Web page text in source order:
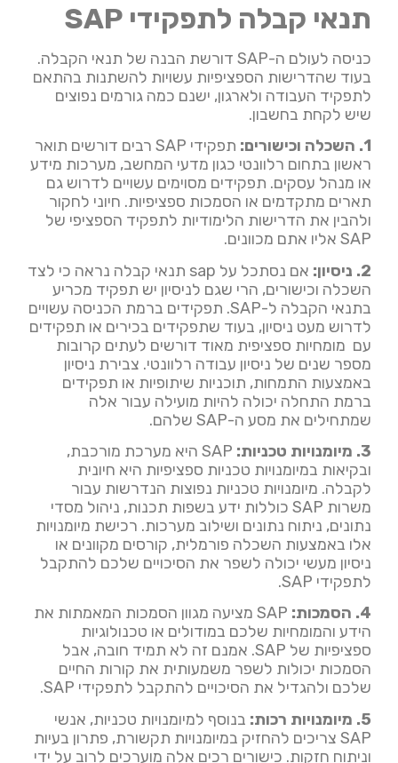
תנאי קבלה לתפקידי SAP
כניסה לעולם ה-SAP דורשת הבנה של תנאי הקבלה.
בעוד שהדרישות הספציפיות עשויות להשתנות בהתאם
לתפקיד העבודה ולארגון, ישנם כמה גורמים נפוצים
שיש לקחת בחשבון.
1. השכלה וכישורים:
תפקידי SAP רבים דורשים תואר
ראשון בתחום רלוונטי כגון מדעי המחשב, מערכות מידע
או מנהל עסקים. תפקידים מסוימים עשויים לדרוש גם
תארים מתקדמים או הסמכות ספציפיות. חיוני לחקור
ולהבין את הדרישות הלימודיות לתפקיד הספציפי של
SAP אליו אתם מכוונים.
2. ניסיון:
אם נסתכל על sap תנאי קבלה נראה כי לצד
השכלה וכישורים, הרי שגם לניסיון יש תפקיד מכריע
בתנאי הקבלה ל-SAP. תפקידים ברמת הכניסה עשויים
לדרוש מעט ניסיון, בעוד שתפקידים בכירים או תפקידים
עם מומחיות ספציפית מאוד דורשים לעתים קרובות
מספר שנים של ניסיון עבודה רלוונטי. צבירת ניסיון
באמצעות התמחות, תוכניות שיתופיות או תפקידים
ברמת התחלה יכולה להיות מועילה עבור אלה
שמתחילים את מסע ה-SAP שלהם.
3. מיומנויות טכניות:
SAP היא מערכת מורכבת,
ובקיאות במיומנויות טכניות ספציפיות היא חיונית
לקבלה. מיומנויות טכניות נפוצות הנדרשות עבור
משרות SAP כוללות ידע בשפות תכנות, ניהול מסדי
נתונים, ניתוח נתונים ושילוב מערכות. רכישת מיומנויות
אלו באמצעות השכלה פורמלית, קורסים מקוונים או
ניסיון מעשי יכולה לשפר את הסיכויים שלכם להתקבל
לתפקידי SAP.
4. הסמכות:
SAP מציעה מגוון הסמכות המאמתות את
הידע והמומחיות שלכם במודולים או טכנולוגיות
ספציפיות של SAP. אמנם זה לא תמיד חובה, אבל
הסמכות יכולות לשפר משמעותית את קורות החיים
שלכם ולהגדיל את הסיכויים להתקבל לתפקידי SAP.
5. מיומנויות רכות:
בנוסף למיומנויות טכניות, אנשי
SAP צריכים להחזיק במיומנויות תקשורת, פתרון בעיות
וניתוח חזקות. כישורים רכים אלה מוערכים לרוב על ידי